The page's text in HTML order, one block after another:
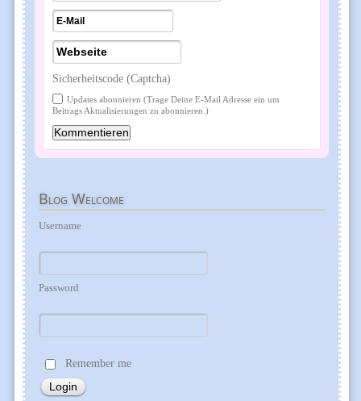
Sicherheitscode (Captcha)
Updates abonnieren (Trage Deine E-Mail Adresse ein um
Beitrags Aktualisierungen zu abonnieren.)
Blog Welcome
Username
Password
Remember me